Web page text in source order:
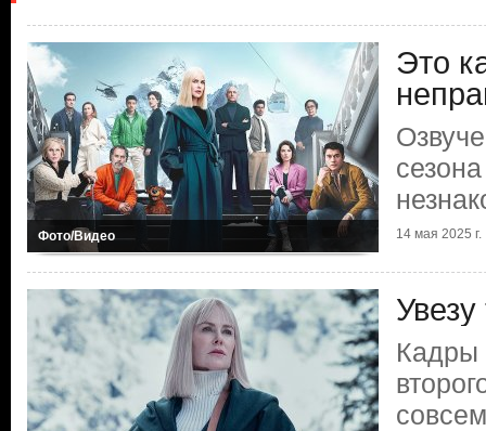
Фото/Видео
Это
14 мая 2025 г.
Кадры